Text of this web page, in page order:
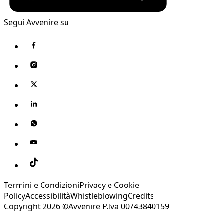
Segui Avvenire su
Termini e CondizioniPrivacy e Cookie
PolicyAccessibilitàWhistleblowingCredits
Copyright 2026 ©Avvenire P.Iva 00743840159